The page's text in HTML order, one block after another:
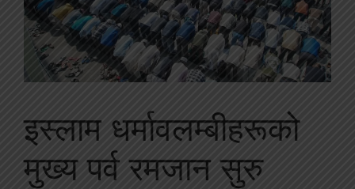
इस्लाम धर्मावलम्बीहरूको
मुख्य पर्व रमजान सुरु